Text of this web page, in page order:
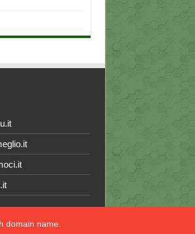
domain name.